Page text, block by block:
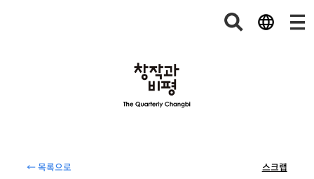
← 목록으로 스크랩